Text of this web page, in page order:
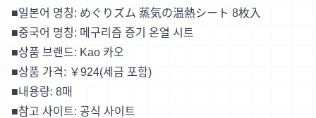
■일본어 명칭: めぐりズム 蒸気の温熱シート 8枚入
■중국어 명칭: 메구리즘 증기 온열 시트
■상품 브랜드: Kao 카오
■상품 가격: ￥924(세금 포함)
■내용량: 8매
■참고 사이트: 공식 사이트